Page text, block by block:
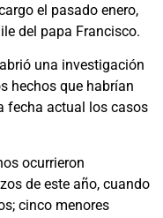
el pasado enero,
del papa Francisco.
una investigación
hechos que habrían
fecha actual los casos
ocurrieron
de este año, cuando
cinco menores